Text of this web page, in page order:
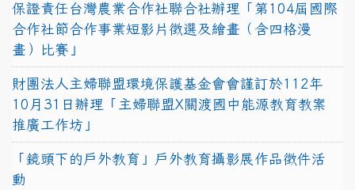
保證責任台灣農業合作社聯合社辦理「第104屆國際
合作社節合作事業短影片徵選及繪畫（含四格漫
畫）比賽」
財團法人主婦聯盟環境保護基金會會謹訂於112年
10月31日辦理「主婦聯盟X關渡國中能源教育教案
推廣工作坊」
「鏡頭下的戶外教育」戶外教育攝影展作品徵件活
動